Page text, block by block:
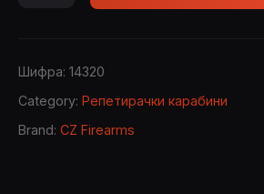
457
IWA
Bundle
Шифра: 14320
Category: Репетирачки карабини
Brand: CZ Firearms